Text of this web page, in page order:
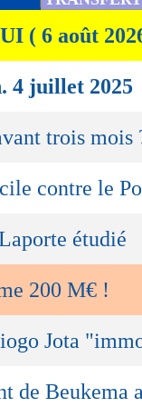
( 6 août
4 juillet 2025
trois mois
contre le
étudié
200 M€ !
Jota
de Beukema